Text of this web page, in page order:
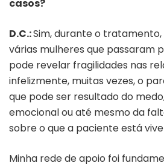
casos?
D.C.:Sim, durante o
várias mulheres que passaram
pode revelar fragilidades nas
infelizmente, muitas vezes, o
que pode ser resultado do
emocional ou até mesmo da
sobre o que a paciente está
Minha rede de apoio foi